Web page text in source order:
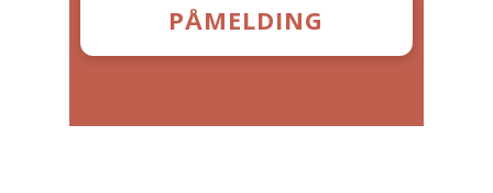
PÅMELDING